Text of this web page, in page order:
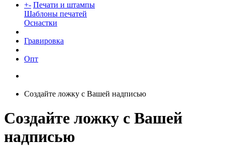
+- Печати и штампы
Шаблоны печатей
Оснастки
Гравировка
Опт
Создайте ложку с Вашей надписью
Создайте ложку с Вашей
надписью